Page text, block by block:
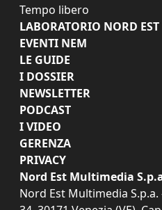
Tempo libero
LABORATORIO NORD EST
EVENTI NEM
LE GUIDE
I DOSSIER
NEWSLETTER
PODCAST
I VIDEO
GERENZA
PRIVACY
Nord Est Multimedia
Nord Est Multimedia